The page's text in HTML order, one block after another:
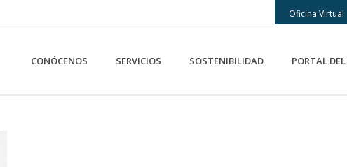
Oficina Virtual
CONÓCENOS SERVICIOS SOSTENIBILIDAD PORTAL